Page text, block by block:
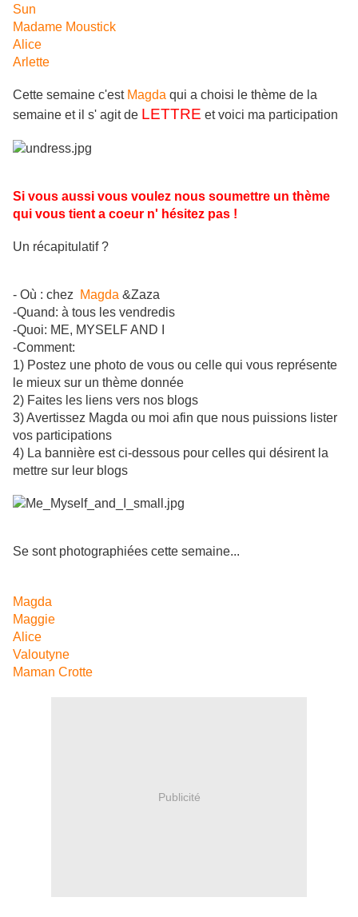
Sun
Madame Moustick
Alice
Arlette
Cette semaine c'est Magda qui a choisi le thème de la
semaine et il s' agit de LETTRE et voici ma participation
Si vous aussi vous voulez nous soumettre un thème
qui vous tient a coeur n' hésitez pas !
Un récapitulatif ?
- Où : chez Magda &Zaza
-Quand: à tous les vendredis
-Quoi: ME, MYSELF AND I
-Comment:
1) Postez une photo de vous ou celle qui vous représente
le mieux sur un thème donnée
2) Faites les liens vers nos blogs
3) Avertissez Magda ou moi afin que nous puissions lister
vos participations
4) La bannière est ci-dessous pour celles qui désirent la
mettre sur leur blogs
Se sont photographiées cette semaine...
Magda
Maggie
Alice
Valoutyne
Maman Crotte
Publicité